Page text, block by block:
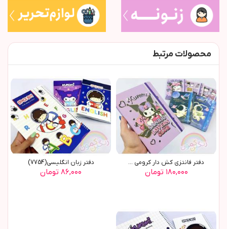
محصولات مرتبط
دفتر فانتزي کش دار کرومي ...
۱۸۰,۰۰۰ تومان
دفتر زبان انگلیسی(7754)
۸۶,۰۰۰ تومان